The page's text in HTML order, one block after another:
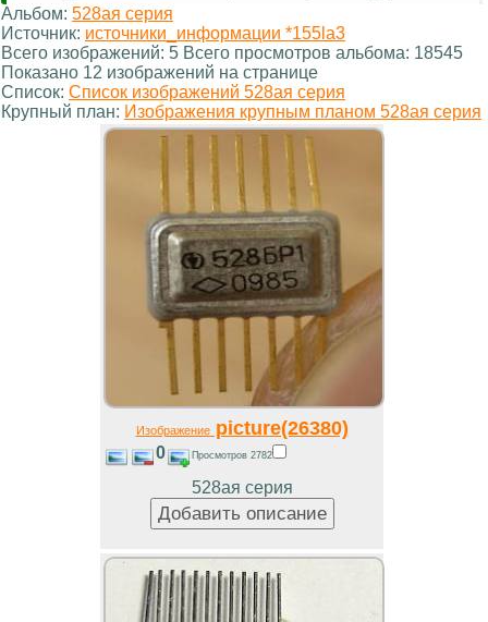
Альбом: 528ая серия
Источник: источники_информации *155la3
Всего изображений: 5 Всего просмотров альбома: 18545
Показано 12 изображений на странице
Список: Список изображений 528ая серия
Крупный план: Изображения крупным планом 528ая серия
Изображениеpicture(26380)
0 Просмотров 2782
528ая серия